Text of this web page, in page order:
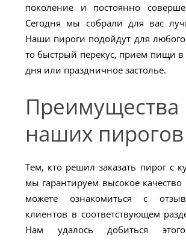
поколение и постоянно
Сегодня мы собрали для вас
Наши пироги подойдут для любого
то быстрый перекус, прием пищи
дня или праздничное застолье.
Преимущества
наших пирогов
Тем, кто решил заказать пирог с
мы гарантируем высокое
можете ознакомиться с
клиентов в соответствующем
Нам удалось добиться